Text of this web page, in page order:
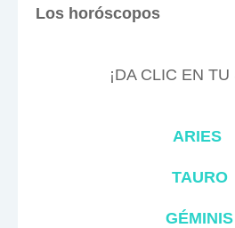
Los horóscopos
¡DA CLIC EN
ARIES
TAURO
GÉMINIS